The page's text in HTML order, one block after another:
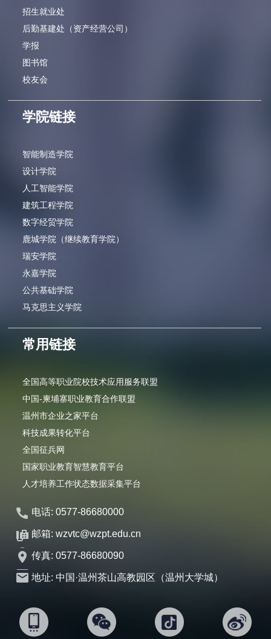
招生就业处
后勤基建处（资产经营公司）
学报
图书馆
校友会
学院链接
智能制造学院
设计学院
人工智能学院
建筑工程学院
数字经贸学院
鹿城学院（继续教育学院）
瑞安学院
永嘉学院
公共基础学院
马克思主义学院
常用链接
全国高等职业院校技术应用服务联盟
中国-柬埔寨职业教育合作联盟
温州市企业之家平台
科技成果转化平台
全国征兵网
国家职业教育智慧教育平台
人才培养工作状态数据采集平台
电话: 0577-86680000
邮箱: wzvtc@wzpt.edu.cn
传真: 0577-86680090
地址: 中国·温州茶山高教园区（温州大学城）